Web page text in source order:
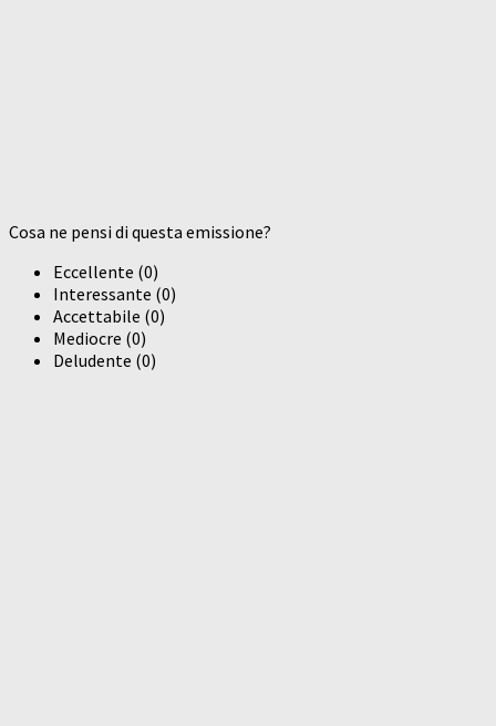
Cosa ne pensi di questa emissione?
Eccellente (0)
Interessante (0)
Accettabile (0)
Mediocre (0)
Deludente (0)